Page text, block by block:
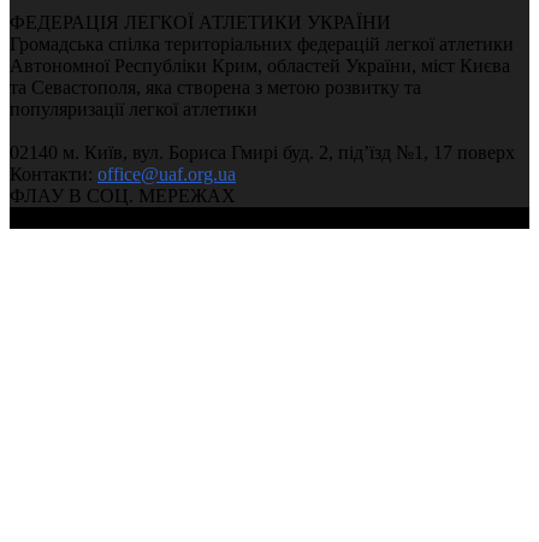
ФЕДЕРАЦІЯ ЛЕГКОЇ АТЛЕТИКИ УКРАЇНИ
Громадська спілка територіальних федерацій легкої атлетики
Автономної Республіки Крим, областей України, міст Києва
та Севастополя, яка створена з метою розвитку та
популяризації легкої атлетики
02140 м. Київ, вул. Бориса Гмирі буд. 2, під’їзд №1, 17 поверх
Контакти: office@uaf.org.ua
ФЛАУ В СОЦ. МЕРЕЖАХ